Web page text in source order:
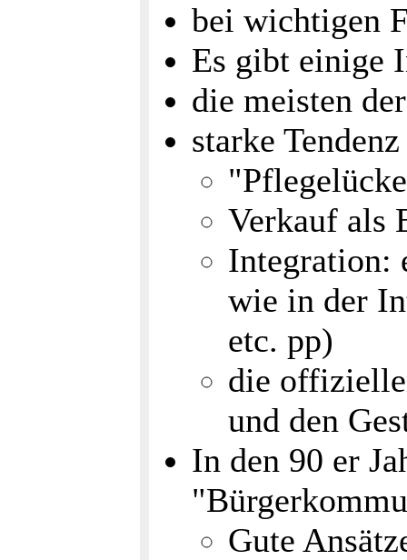
bei wichtigen
Es gibt einige
die meisten
starke
Verkauf als
Integration:
wie in der
etc. pp)
die
und den
In den 90 er
Gute